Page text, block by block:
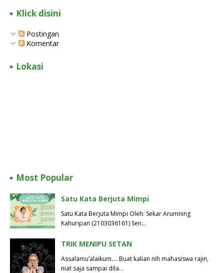
Klick disini
Postingan
Komentar
Lokasi
Most Popular
Satu Kata Berjuta Mimpi
Satu Kata Berjuta Mimpi Oleh: Sekar Arumning
Kahuripan (2103036161) Sen…
TRIK MENIPU SETAN
Assalamu’alaikum…. Buat kalian nih mahasiswa rajin,
niat saja sampai dila…